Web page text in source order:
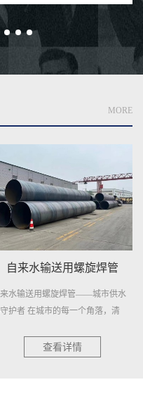
我...
MORE
排水用Q235B螺旋钢管
在现代工业与建筑领域，排水系统的
重要性不言而喻。它关乎着工程的
查看详情